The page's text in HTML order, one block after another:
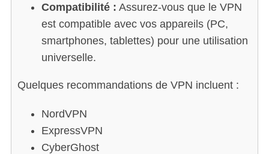
Compatibilité : Assurez-vous que le VPN
est compatible avec vos appareils (PC,
smartphones, tablettes) pour une utilisation
universelle.
Quelques recommandations de VPN incluent :
NordVPN
ExpressVPN
CyberGhost